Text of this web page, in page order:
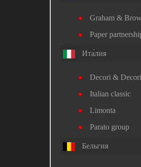
Graham &
Paper
Ита́лия
Decori & Decori
Italian classic
Limonta
Parato group
Бельгия